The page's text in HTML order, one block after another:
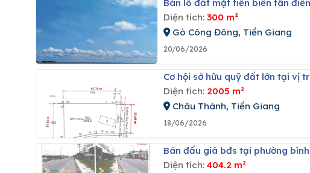
Bán lô đất mặt tiền biển tân
Diện tích: 300 m²
Gò Công Đông, Tiền Giang
20/06/2026
Cơ hội sở hữu quỹ đất lớn tại
Diện tích: 2005 m²
Châu Thành, Tiền Giang
18/06/2026
Bán đấu giá bđs tại phường
Diện tích: 404.2 m²